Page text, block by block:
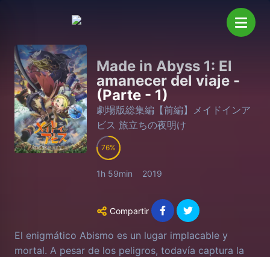
Made in Abyss 1: El
amanecer del viaje -
(Parte - 1)
劇場版総集編【前編】メイドインア
ビス 旅立ちの夜明け
76
1h 59min 2019
Compartir
El enigmático Abismo es un lugar implacable y
mortal. A pesar de los peligros, todavía captura la